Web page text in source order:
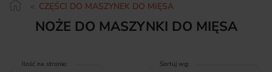
CZĘŚCI DO MASZYNEK DO MIĘSA
NOŻE DO MASZYNKI DO MIĘSA
Ilość na stronie: Sortuj wg: